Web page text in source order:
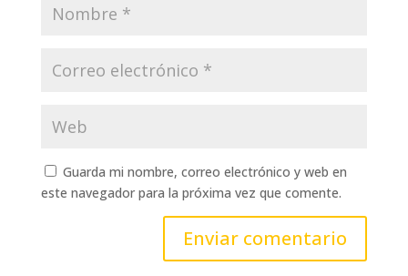
Guarda mi nombre, correo electrónico y web en
este navegador para la próxima vez que comente.